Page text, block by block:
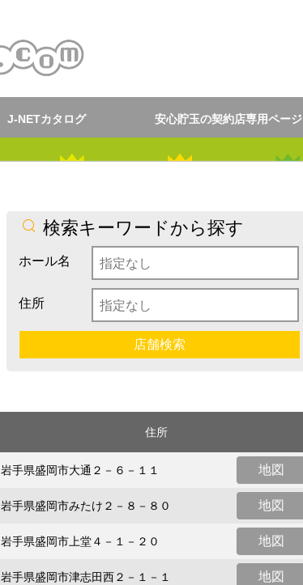
J-NETカタログ 安心貯玉の契約店専用ページ
検索キーワードから探す
ホール名
住所
店舗検索
住所
岩手県盛岡市大通２－６－１１ 地図
岩手県盛岡市みたけ２－８－８０ 地図
岩手県盛岡市上堂４－１－２０ 地図
岩手県盛岡市津志田西２－１－１ 地図